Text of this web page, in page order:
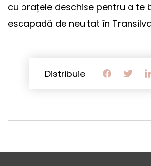
cu brațele deschise pentru a te
escapadă de neuitat în
Distribuie: